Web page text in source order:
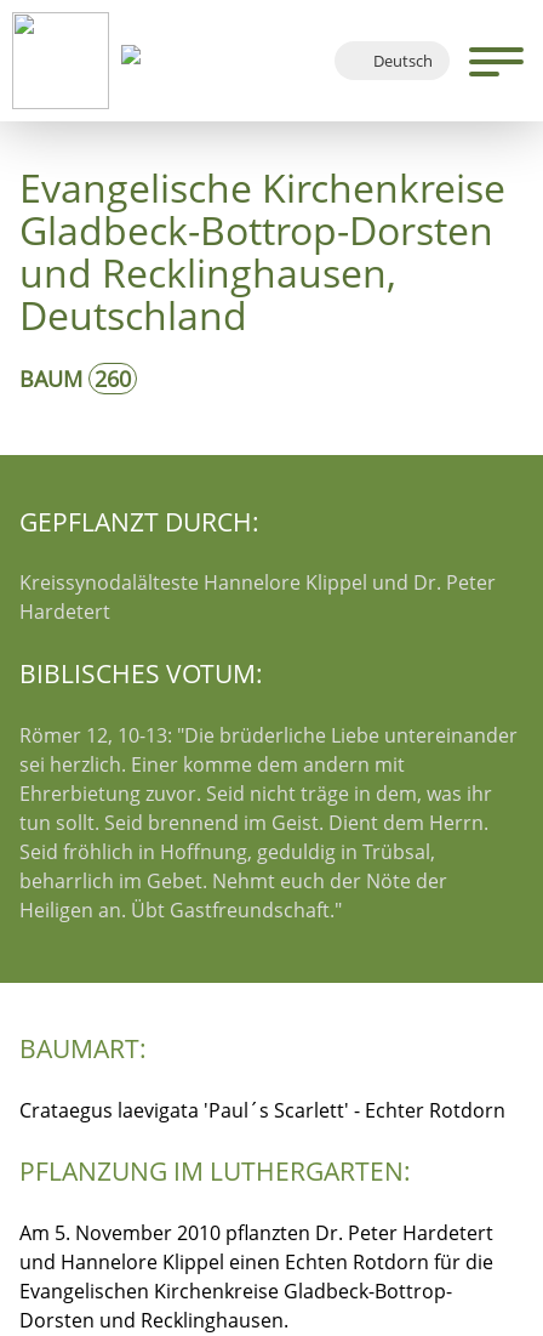
Deutsch
Español
Evangelische Kirchenkreise
Gladbeck-Bottrop-Dorsten
und Recklinghausen,
Deutschland
BAUM 260
GEPFLANZT DURCH:
Kreissynodalälteste Hannelore Klippel und Dr. Peter
Hardetert
BIBLISCHES VOTUM:
Römer 12, 10-13: "Die brüderliche Liebe untereinander
sei herzlich. Einer komme dem andern mit
Ehrerbietung zuvor. Seid nicht träge in dem, was ihr
tun sollt. Seid brennend im Geist. Dient dem Herrn.
Seid fröhlich in Hoffnung, geduldig in Trübsal,
beharrlich im Gebet. Nehmt euch der Nöte der
Heiligen an. Übt Gastfreundschaft."
BAUMART:
Crataegus laevigata 'Paul´s Scarlett' - Echter Rotdorn
PFLANZUNG IM LUTHERGARTEN:
Am 5. November 2010 pflanzten Dr. Peter Hardetert
und Hannelore Klippel einen Echten Rotdorn für die
Evangelischen Kirchenkreise Gladbeck-Bottrop-
Dorsten und Recklinghausen.